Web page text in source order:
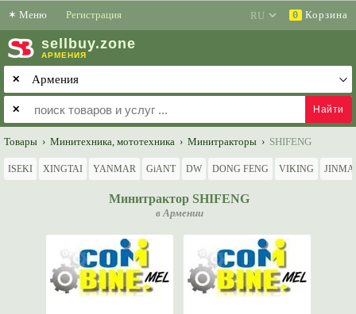
✶ Меню Регистрация 0 Корзина
sell buy.zone
АРМЕНИЯ
✕
✕
Товары › Минитехника, мототехника › Минитракторы › SHIFENG
ISEKI XINGTAI YANMAR GiANT DW DONG FENG VIKING JINMA
Минитрактор SHIFENG
в Армении